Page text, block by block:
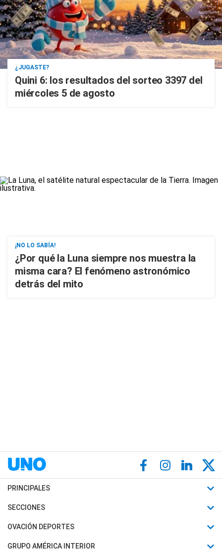
¿JUGASTE?
Quini 6: los resultados del sorteo 3397 del
miércoles 5 de agosto
¡NO LO SABÍA!
¿Por qué la Luna siempre nos muestra la
misma cara? El fenómeno astronómico
detrás del mito
PRINCIPALES
Últimas Noticias
Política
SECCIONES
Horóscopo
Motores
OVACIÓN DEPORTES
Fútbol
GRUPO AMÉRICA INTERIOR